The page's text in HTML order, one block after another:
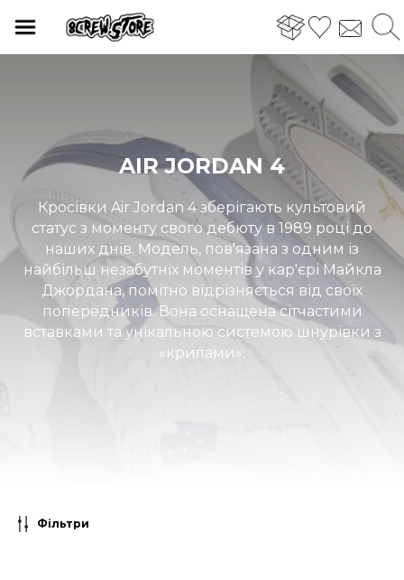
AIR JORDAN 4
Кросівки Air Jordan 4 зберігають культовий
статус з моменту свого дебюту в 1989 році до
наших днів. Модель, пов'язана з одним із
найбільш незабутніх моментів у кар'єрі Майкла
Джордана, помітно відрізняється від своїх
попередників. Вона оснащена сітчастими
вставками та унікальною системою шнурівки з
«крилами».
Фільтри